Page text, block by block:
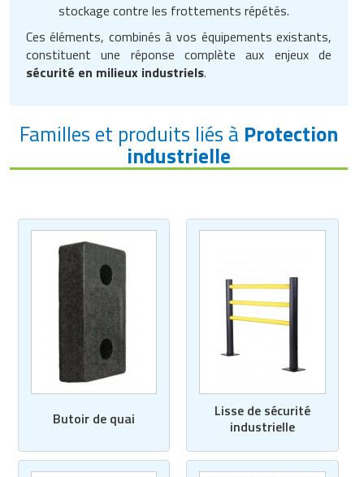
stockage contre les frottements répétés.
Ces éléments, combinés à vos équipements existants,
constituent une réponse complète aux enjeux de
sécurité en milieux industriels.
Familles et produits liés à Protection
industrielle
Butoir de quai
Lisse de sécurité
industrielle